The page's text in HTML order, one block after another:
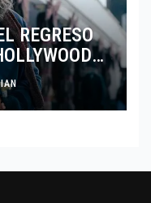
REGRESO
CINE